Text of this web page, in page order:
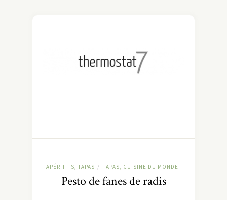
APÉRITIFS, TAPAS / TAPAS, CUISINE DU MONDE
Pesto de fanes de radis